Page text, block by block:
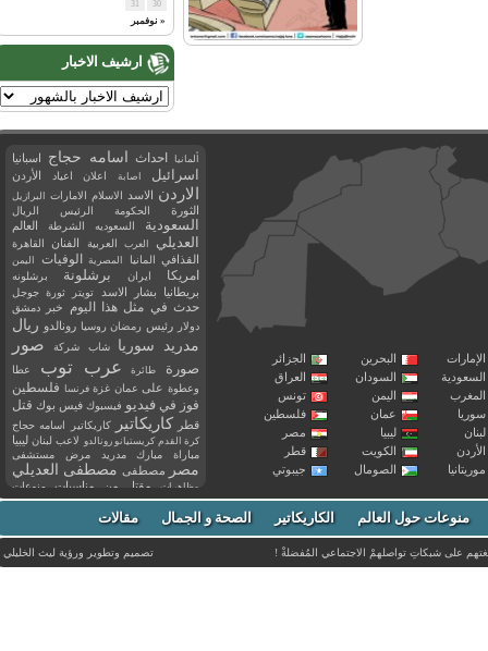
« نوفمبر
ارشيف الاخبار
البحرين
الجزائر
السودان
العراق
اليمن
تونس
عمان
فلسطين
ليبيا
مصر
الكويت
قطر
الصومال جيبوتي
ألمانيا احداث اسامه حجاج اسبانيا
اسرائيل اصابة اعلان اعياد الأردن
الاردن الاسد الاسلام الامارات البرازيل
الثورة الحكومة الرئيس الريال
السعودية السعوديه الشرطة العالم
العديلي العرب العربية الفنان القاهرة
القذافي المانيا المصرية الوفيات اليمن
امريكا ايران برشلونة برشلونه
بريطانيا بشار الاسد تويتر ثورة جوجل
حدث في مثل هذا اليوم خبر دمشق
دولار رئيس رمضان روسيا رونالدو ريال
مدريد
سوريا شاب شركة صور
صورة طائرة عرب توب
عطا
وعطوة على عمان غزة فرنسا فلسطين
فوز في فيديو فيسبوك فيس بوك قتل
قطر كاريكاتير كاريكاتير اسامه حجاج
كرة القدم كريستيانو رونالدو لاعب لبنان ليبيا
مباراة مبارك مدريد مرض مستشفى
مصر مصطفى مصطفى العديلي
مظاهرات مقتل من مناسبات
منوعات
مواليد
موت ميسي ميلان نادي نشر
وفاة وفيات يوتيوب منوعات حول العالم الكاريكاتير الصحة و الجمال مقالات
على شبكاتِ تواصلهمْ الاجتماعي المُفضلةْ ! تصميم وتطوير ورؤيةليث الخليلي